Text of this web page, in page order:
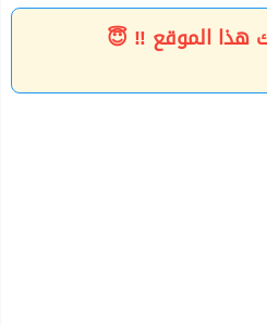
هذا الموقع ‼ 😇